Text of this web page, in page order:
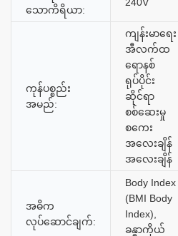
သောကိရိယာ:
ကုန်ပစ္စည်း
အမည်:
ကျန်းမာရေး
အီလက်ထ
ရောနစ်
ရုပ်ပိုင်း
ဆိုင်ရာ
စစ်ဆေးမှု
စကေး
အလေးချိန်
အလေးချိန်
အဓိက
လုပ်ဆောင်ချက်:
Body Index
(BMI Body
Index),
ခန္ဓာကိုယ်